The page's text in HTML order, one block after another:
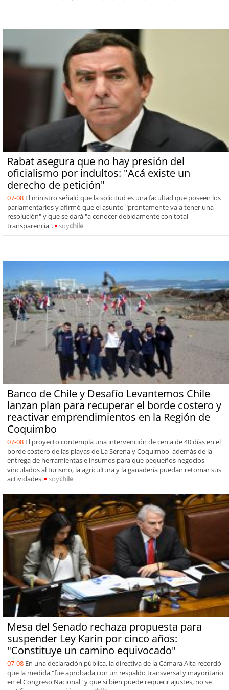
Rabat asegura que no hay presión del
oficialismo por indultos: "Acá existe un
derecho de petición"
07-08 El ministro señaló que la solicitud es una facultad que poseen los
parlamentarios y afirmó que el asunto "prontamente va a tener una
resolución" y que se dará "a conocer debidamente con total
transparencia".
soychile
Banco de Chile y Desafío Levantemos Chile
lanzan plan para recuperar el borde costero y
reactivar emprendimientos en la Región de
Coquimbo
07-08 El proyecto contempla una intervención de cerca de 40 días en el
borde costero de las playas de La Serena y Coquimbo, además de la
entrega de herramientas e insumos para que pequeños negocios
vinculados al turismo, la agricultura y la ganadería puedan retomar sus
actividades.
soychile
Mesa del Senado rechaza propuesta para
suspender Ley Karin por cinco años:
"Constituye un camino equivocado"
07-08 En una declaración pública, la directiva de la Cámara Alta recordó
que la medida "fue aprobada con un respaldo transversal y mayoritario
en el Congreso Nacional" y que si bien puede requerir ajustes, no se